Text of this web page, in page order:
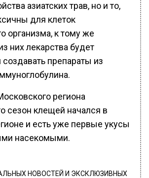
азиатских трав, но и то,
для клеток
организма, к тому же
них лекарства будет
препараты из
региона
сезон клещей начался в
и есть уже первые укусы
насекомыми.
НОВОСТЕЙ И ЭКСКЛЮЗИВНЫХ